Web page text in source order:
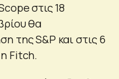
στις 18
θα
της S&P και στις 6
Fitch.